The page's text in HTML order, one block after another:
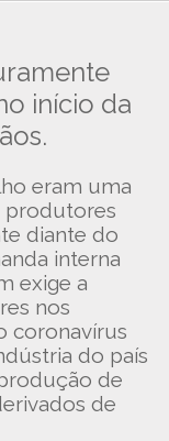
início da
eram uma
produtores
diante do
interna
exige a
nos
coronavírus
do país
de
de